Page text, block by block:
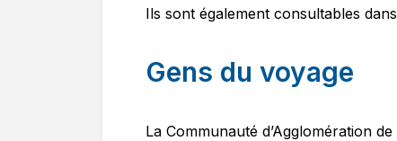
Ils sont également consultables
Gens du voyage
La Communauté d’Agglomération